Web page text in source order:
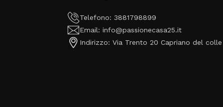
Telefono: 3881798899
Email: info@passionecasa25.it
Indirizzo: Via Trento 20 Capriano del colle